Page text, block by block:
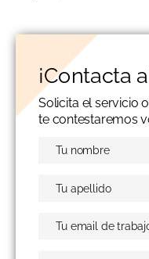
¡Contacta
Solicita el servicio
te contestaremos